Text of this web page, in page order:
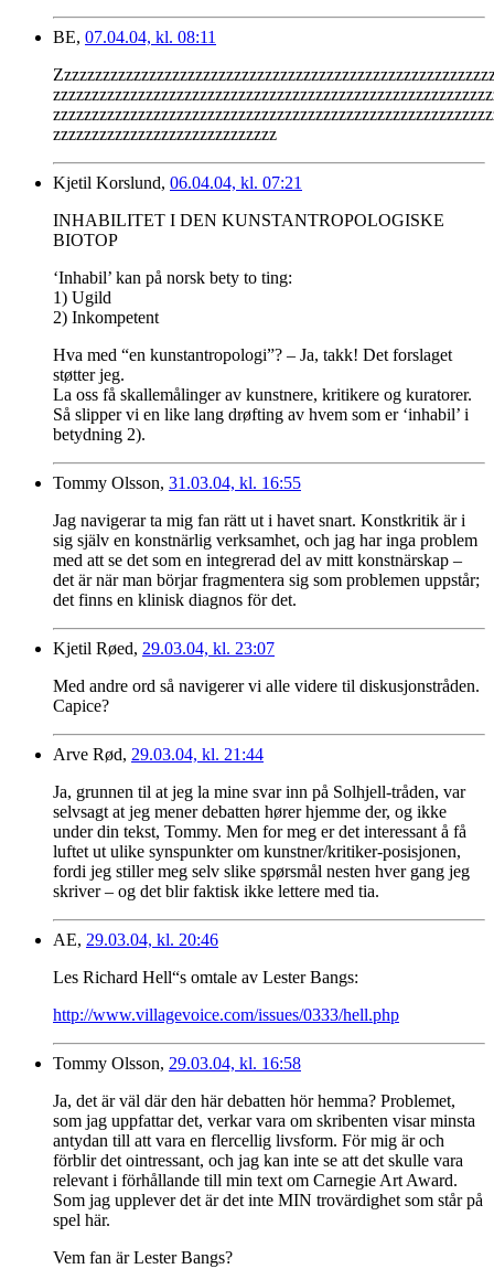
BE, 07.04.04, kl. 08:11
zzzzzzzzzzzzzzzzzzzzzzzzzzzzz
Kjetil Korslund, 06.04.04, kl. 07:21
INHABILITET I DEN KUNSTANTROPOLOGISKE
BIOTOP
‘Inhabil’ kan på norsk bety to ting:
1) Ugild
2) Inkompetent
Hva med “en kunstantropologi”? – Ja, takk! Det forslaget
støtter jeg.
La oss få skallemålinger av kunstnere, kritikere og kuratorer.
Så slipper vi en like lang drøfting av hvem som er ‘inhabil’ i
betydning 2).
Tommy Olsson, 31.03.04, kl. 16:55
Jag navigerar ta mig fan rätt ut i havet snart. Konstkritik är i
sig själv en konstnärlig verksamhet, och jag har inga problem
med att se det som en integrerad del av mitt konstnärskap –
det är när man börjar fragmentera sig som problemen uppstår;
det finns en klinisk diagnos för det.
Kjetil Røed, 29.03.04, kl. 23:07
Med andre ord så navigerer vi alle videre til diskusjonstråden.
Capice?
Arve Rød, 29.03.04, kl. 21:44
Ja, grunnen til at jeg la mine svar inn på Solhjell-tråden, var
selvsagt at jeg mener debatten hører hjemme der, og ikke
under din tekst, Tommy. Men for meg er det interessant å få
luftet ut ulike synspunkter om kunstner/kritiker-posisjonen,
fordi jeg stiller meg selv slike spørsmål nesten hver gang jeg
skriver – og det blir faktisk ikke lettere med tia.
AE, 29.03.04, kl. 20:46
Les Richard Hell“s omtale av Lester Bangs:
http://www.villagevoice.com/issues/0333/hell.php
Tommy Olsson, 29.03.04, kl. 16:58
Ja, det är väl där den här debatten hör hemma? Problemet,
som jag uppfattar det, verkar vara om skribenten visar minsta
antydan till att vara en flercellig livsform. För mig är och
förblir det ointressant, och jag kan inte se att det skulle vara
relevant i förhållande till min text om Carnegie Art Award.
Som jag upplever det är det inte MIN trovärdighet som står på
spel här.
Vem fan är Lester Bangs?